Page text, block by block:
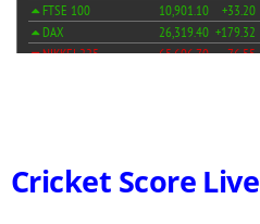
Cricket Score Live